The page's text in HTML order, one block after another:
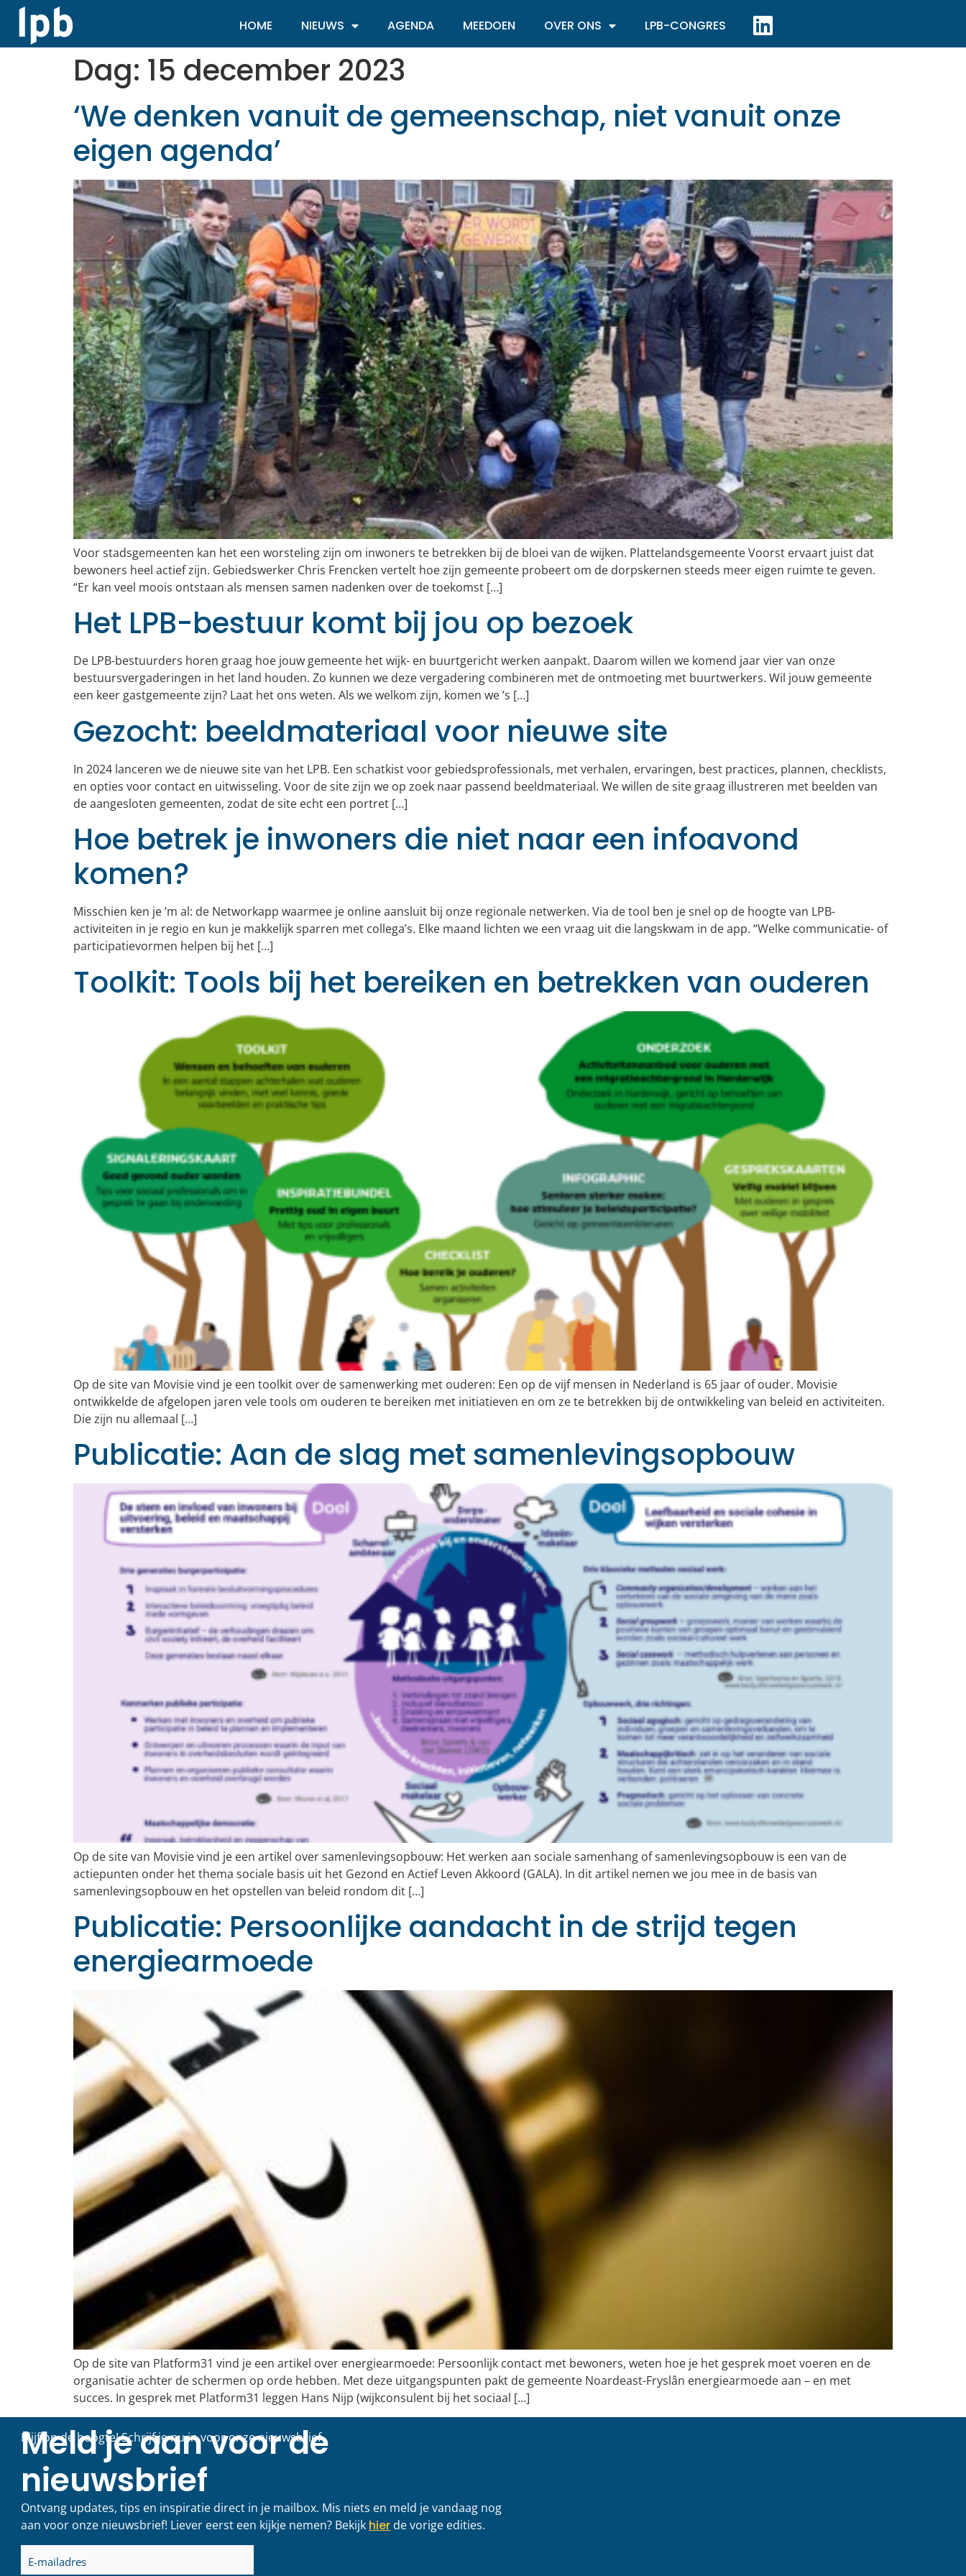
HOME NIEUWS AGENDA MEEDOEN OVER ONS LPB-CONGRES
Dag: 15 december 2023
‘We denken vanuit de gemeenschap, niet vanuit onze
eigen agenda’
Voor stadsgemeenten kan het een worsteling zijn om inwoners te betrekken bij de bloei van de wijken. Plattelandsgemeente Voorst ervaart juist dat
bewoners heel actief zijn. Gebiedswerker Chris Frencken vertelt hoe zijn gemeente probeert om de dorpskernen steeds meer eigen ruimte te geven.
“Er kan veel moois ontstaan als mensen samen nadenken over de toekomst […]
Het LPB-bestuur komt bij jou op bezoek
De LPB-bestuurders horen graag hoe jouw gemeente het wijk- en buurtgericht werken aanpakt. Daarom willen we komend jaar vier van onze
bestuursvergaderingen in het land houden. Zo kunnen we deze vergadering combineren met de ontmoeting met buurtwerkers. Wil jouw gemeente
een keer gastgemeente zijn? Laat het ons weten. Als we welkom zijn, komen we ’s […]
Gezocht: beeldmateriaal voor nieuwe site
In 2024 lanceren we de nieuwe site van het LPB. Een schatkist voor gebiedsprofessionals, met verhalen, ervaringen, best practices, plannen, checklists,
en opties voor contact en uitwisseling. Voor de site zijn we op zoek naar passend beeldmateriaal. We willen de site graag illustreren met beelden van
de aangesloten gemeenten, zodat de site echt een portret […]
Hoe betrek je inwoners die niet naar een infoavond
komen?
Misschien ken je ’m al: de Networkapp waarmee je online aansluit bij onze regionale netwerken. Via de tool ben je snel op de hoogte van LPB-
activiteiten in je regio en kun je makkelijk sparren met collega’s. Elke maand lichten we een vraag uit die langskwam in de app. “Welke communicatie- of
participatievormen helpen bij het […]
Toolkit: Tools bij het bereiken en betrekken van ouderen
Op de site van Movisie vind je een toolkit over de samenwerking met ouderen: Een op de vijf mensen in Nederland is 65 jaar of ouder. Movisie
ontwikkelde de afgelopen jaren vele tools om ouderen te bereiken met initiatieven en om ze te betrekken bij de ontwikkeling van beleid en activiteiten.
Die zijn nu allemaal […]
Publicatie: Aan de slag met samenlevingsopbouw
Op de site van Movisie vind je een artikel over samenlevingsopbouw: Het werken aan sociale samenhang of samenlevingsopbouw is een van de
actiepunten onder het thema sociale basis uit het Gezond en Actief Leven Akkoord (GALA). In dit artikel nemen we jou mee in de basis van
samenlevingsopbouw en het opstellen van beleid rondom dit […]
Publicatie: Persoonlijke aandacht in de strijd tegen
energiearmoede
Op de site van Platform31 vind je een artikel over energiearmoede: Persoonlijk contact met bewoners, weten hoe je het gesprek moet voeren en de
organisatie achter de schermen op orde hebben. Met deze uitgangspunten pakt de gemeente Noardeast-Fryslân energiearmoede aan – en met
succes. In gesprek met Platform31 leggen Hans Nijp (wijkconsulent bij het sociaal […]
Blijf op de hoogte! Schrijf je nu in voor onze nieuwsbrief
Meld je aan voor de
nieuwsbrief
Ontvang updates, tips en inspiratie direct in je mailbox. Mis niets en meld je vandaag nog
aan voor onze nieuwsbrief! Liever eerst een kijkje nemen? Bekijk hier de vorige edities.
E-
mailadres
(Vereist)